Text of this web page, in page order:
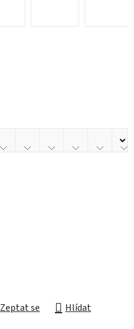
Zeptat se Hlídat